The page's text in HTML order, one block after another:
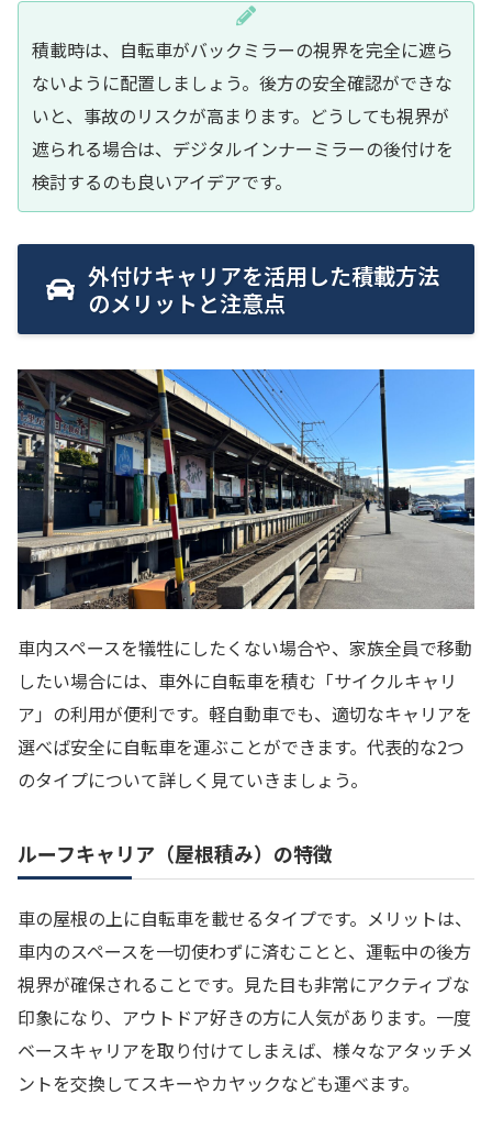
積載時は、自転車がバックミラーの視界を完全に遮ら
ないように配置しましょう。後方の安全確認ができな
いと、事故のリスクが高まります。どうしても視界が
遮られる場合は、デジタルインナーミラーの後付けを
検討するのも良いアイデアです。
外付けキャリアを活用した積載方法
のメリットと注意点
車内スペースを犠牲にしたくない場合や、家族全員で移動
したい場合には、車外に自転車を積む「サイクルキャリ
ア」の利用が便利です。軽自動車でも、適切なキャリアを
選べば安全に自転車を運ぶことができます。代表的な2つ
のタイプについて詳しく見ていきましょう。
ルーフキャリア（屋根積み）の特徴
車の屋根の上に自転車を載せるタイプです。メリットは、
車内のスペースを一切使わずに済むことと、運転中の後方
視界が確保されることです。見た目も非常にアクティブな
印象になり、アウトドア好きの方に人気があります。一度
ベースキャリアを取り付けてしまえば、様々なアタッチメ
ントを交換してスキーやカヤックなども運べます。